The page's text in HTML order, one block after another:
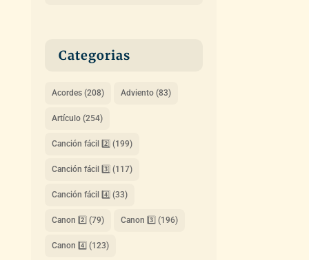
Categorias
Acordes(208) Adviento(83)
Artículo(254)
Canción fácil 2️⃣ (199)
Canción fácil 3️⃣ (117)
Canción fácil 4️⃣ (33)
Canon 2️⃣ (79) Canon 3️⃣ (196)
Canon 4️⃣ (123)